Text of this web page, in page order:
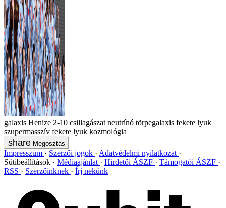
galaxis Henize 2-10 csillagászat neutrínó törpegalaxis fekete lyuk
szupermasszív fekete lyuk kozmológia
Megosztás
Impresszum Szerzői jogok
Adatvédelmi nyilatkozat
Sütibeállítások
Médiaajánlat Hirdetői ÁSZF
Támogatói ÁSZF
RSS
Szerzőinknek Írj nekünk